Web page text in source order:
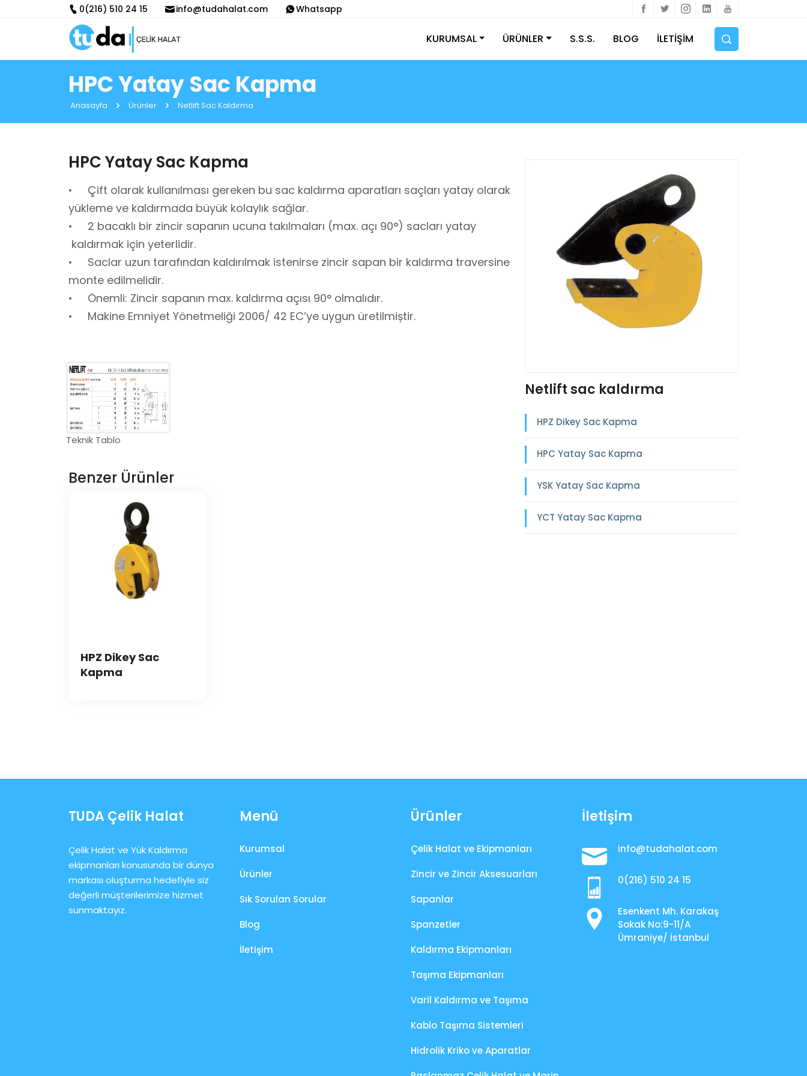
0(216) 510 24 15 info@tudahalat.com Whatsapp
KURUMSAL ÜRÜNLER S.S.S. BLOG İLETİŞİM
HPC Yatay Sac Kapma
Anasayfa Ürünler Netlift Sac Kaldırma
HPC Yatay Sac Kapma
• Çift olarak kullanılması gereken bu sac kaldırma aparatları saçları yatay olarak
yükleme ve kaldırmada büyük kolaylık sağlar.
• 2 bacaklı bir zincir sapanın ucuna takılmaları (max. açı 90°) sacları yatay
kaldırmak için yeterlidir.
• Saclar uzun tarafından kaldırılmak istenirse zincir sapan bir kaldırma traversine
monte edilmelidir.
• Önemli: Zincir sapanın max. kaldırma açısı 90° olmalıdır.
• Makine Emniyet Yönetmeliği 2006/ 42 EC’ye uygun üretilmiștir.
Teknik Tablo
Benzer Ürünler
HPZ Dikey Sac
Kapma
Netlift sac kaldırma
HPZ Dikey Sac Kapma
HPC Yatay Sac Kapma
YSK Yatay Sac Kapma
YCT Yatay Sac Kapma
TUDA Çelik Halat
Çelik Halat ve Yük Kaldırma
ekipmanları konusunda bir dünya
markası oluşturma hedefiyle siz
değerli müşterilerimize hizmet
sunmaktayız.
Menü
Kurumsal
Ürünler
Sık Sorulan Sorular
Blog
İletişim
Ürünler
Çelik Halat ve Ekipmanları
Zincir ve Zincir Aksesuarları
Sapanlar
Spanzetler
Kaldırma Ekipmanları
Taşıma Ekipmanları
Varil Kaldırma ve Taşıma
Kablo Taşıma Sistemleri
Hidrolik Kriko ve Aparatlar
İletişim
info@tudahalat.com
0(216) 510 24 15
Esenkent Mh. Karakaş
Sokak No:9-11/A
Ümraniye/ İstanbul